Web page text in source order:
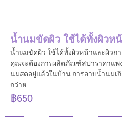
น้ำนมขัดผิว ใช้ได้ทั้งผิวห
น้ำนมขัดผิว ใช้ได้ทั้งผิวหน้าและผิวก
คุณจะต้องการผลิตภัณฑ์สปาราคาแพ
นมสดอยู่แล้วในบ้าน การอาบน้ำนมเ
กว่าห...
฿650